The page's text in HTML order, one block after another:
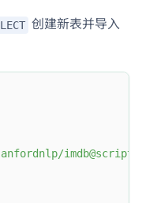
创建新表并导入